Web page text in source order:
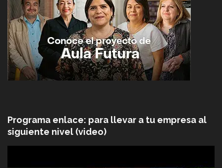
Programa enlace: para llevar a tu empresa al
siguiente nivel (video)